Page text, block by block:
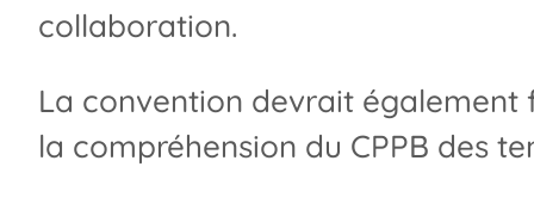
collaboration.
La convention devrait également
la compréhension du CPPB des